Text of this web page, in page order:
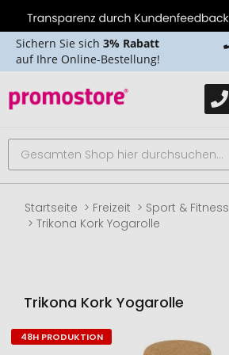
Sichern Sie sich 3% Rabatt
auf Ihre Online-Bestellung!
Startseite Freizeit Sport & Fitness
Trikona Kork Yogarolle
Trikona Kork Yogarolle
Zum
48H PRODUKTION